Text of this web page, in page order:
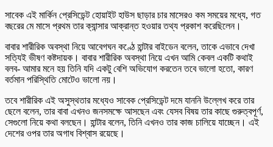
সাবেক এই মার্কিন প্রেসিডেন্ট হোয়াইট হাউস ছাড়ার চার মাসেরও কম সময়ের মধ্যে, গত
বছরের মে মাসে প্রথম তার ক্যান্সার আক্রান্ত হওয়ার তথ্য প্রকাশ করেছিলেন।
বাবার শারীরিক অবস্থা নিয়ে আবেগঘন কণ্ঠে হান্টার বাইডেন বলেন, তাকে এভাবে দেখা
সত্যিই ভীষণ কষ্টদায়ক। বাবার শারীরিক অবস্থা নিয়ে এখন আমি কেবল একটি কথাই
বলব- আমার মনে হয় তিনি যদি একটু বেশি অভিযোগ করতেন তবে ভালো হতো, কারণ
বর্তমান পরিস্থিতি মোটেও ভালো নয়।
তবে শারীরিক এই অসুস্থতার মধ্যেও সাবেক প্রেসিডেন্ট দমে যাননি উল্লেখ করে তার
ছেলে বলেন, তার বাবা এখনও জনসমক্ষে আসছেন এবং যেসব বিষয় তার কাছে গুরুত্বপূর্ণ,
সেগুলো নিয়ে কথা বলছেন। হান্টার বলেন, তিনি এখনও তার কাজ চালিয়ে যাচ্ছেন। এই
দেশের ওপর তার অগাধ বিশ্বাস রয়েছে।